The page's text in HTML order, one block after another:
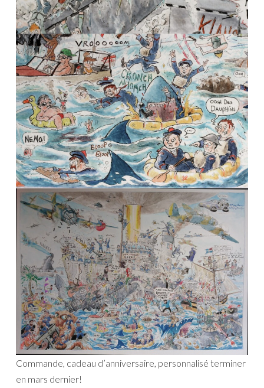
Commande, cadeau d’anniversaire, personnalisé terminer
en mars dernier!